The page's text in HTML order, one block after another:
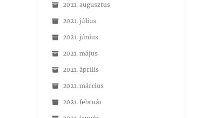
2021. augusztus
2021. július
2021. június
2021. május
2021. április
2021. március
2021. február